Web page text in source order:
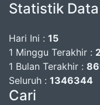
Statistik
Hari Ini : 15
1 Minggu Terakhir :
1 Bulan Terakhir :
Seluruh : 1346344
Cari